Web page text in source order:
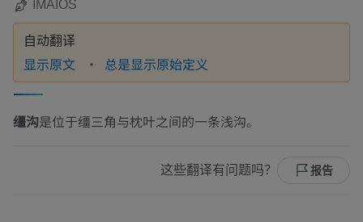
IMAIOS
自动翻译
显示原文 总是显示原始定义
缰沟是位于缰三角与枕叶之间的一条浅沟。
这些翻译有问题吗？ 报告